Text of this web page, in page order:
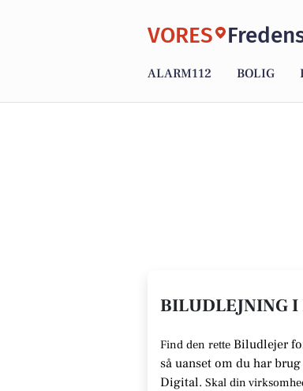
VORES
ALARM112 BOLIG
BILUDLEJNING I
Find den rette Biludlejer
så uanset om du har
Digital. Skal din